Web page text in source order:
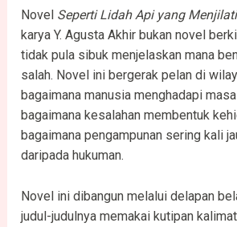
Novel Seperti Lidah Api yang
karya Y. Agusta Akhir bukan novel
tidak pula sibuk menjelaskan mana
salah. Novel ini bergerak pelan di
bagaimana manusia menghadapi
bagaimana kesalahan membentuk
bagaimana pengampunan sering kali
daripada hukuman.
Novel ini dibangun melalui delapan
judul-judulnya memakai kutipan